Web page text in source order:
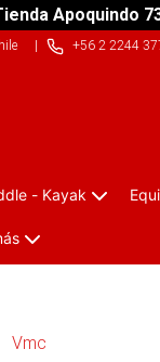
Apoquindo
| +56 2 2244
- Kayak
Vmc